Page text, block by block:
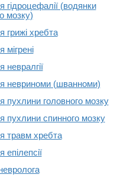
гідроцефалії (водянки
мозку)
грижі хребта
мігрені
невралгії
невриноми (шванноми)
пухлини головного мозку
пухлини спинного мозку
травм хребта
епілепсії